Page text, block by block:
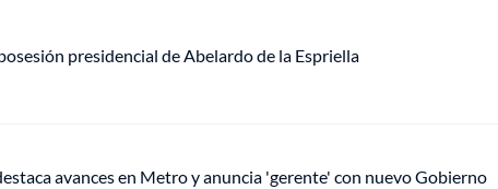
presidencial de Abelardo de la Espriella
avances en Metro y anuncia 'gerente' con nuevo Gobierno